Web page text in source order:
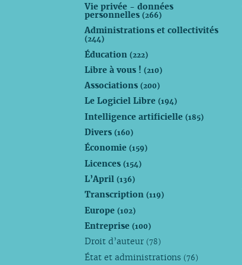
Vie privée - données
personnelles(266)
Administrations et collectivités
(244)
Éducation(222)
Libre à vous !(210)
Associations(200)
Le Logiciel Libre(194)
Intelligence artificielle(185)
Divers(160)
Économie(159)
Licences(154)
L’April(136)
Transcription(119)
Europe(102)
Entreprise(100)
Droit d’auteur (78)
État et administrations (76)